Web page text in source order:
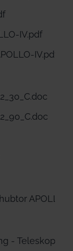
IV.pdf
IV.pdf
-